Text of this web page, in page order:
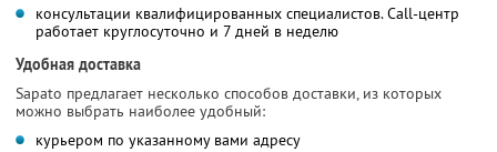
консультации квалифицированных специалистов. Сall-центр
работает круглосуточно и 7 дней в неделю
Удобная доставка
Sapato предлагает несколько способов доставки, из которых
можно выбрать наиболее удобный:
курьером по указанному вами адресу